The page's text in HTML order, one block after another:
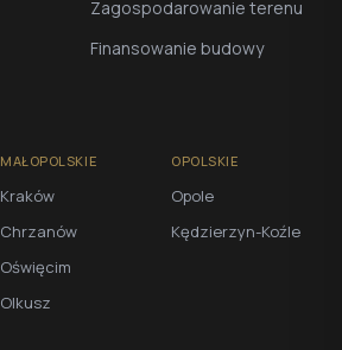
Zagospodarowanie terenu
Finansowanie budowy
MAŁOPOLSKIE
Kraków
Chrzanów
Oświęcim
Olkusz
OPOLSKIE
Opole
Kędzierzyn-Koźle